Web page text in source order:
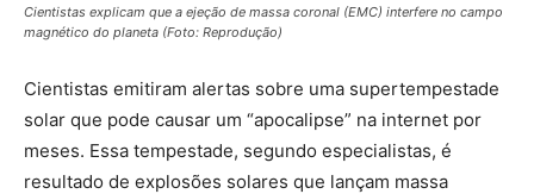
Cientistas explicam que a ejeção de massa coronal (EMC) interfere no campo
magnético do planeta (Foto: Reprodução)
Cientistas emitiram alertas sobre uma supertempestade
solar que pode causar um “apocalipse” na internet por
meses. Essa tempestade, segundo especialistas, é
resultado de explosões solares que lançam massa